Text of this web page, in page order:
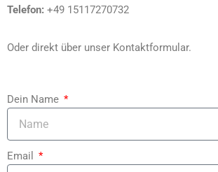
Telefon: +49 15117270732
Oder direkt über unser Kontaktformular.
Dein Name
Email